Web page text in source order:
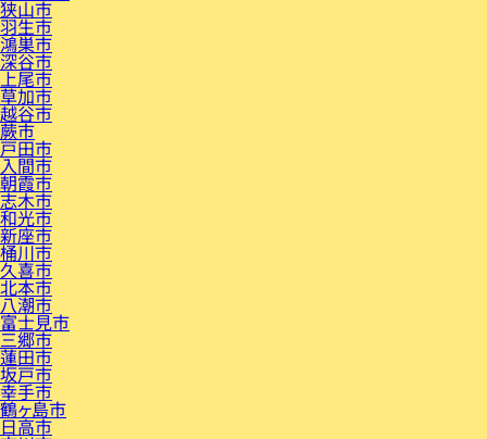
狭山市
羽生市
鴻巣市
深谷市
上尾市
草加市
越谷市
蕨市
戸田市
入間市
朝霞市
志木市
和光市
新座市
桶川市
久喜市
北本市
八潮市
富士見市
三郷市
蓮田市
坂戸市
幸手市
鶴ヶ島市
日高市